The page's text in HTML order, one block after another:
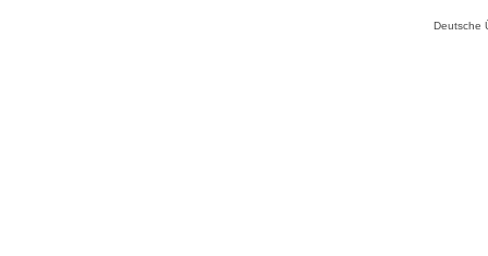
Deutsche